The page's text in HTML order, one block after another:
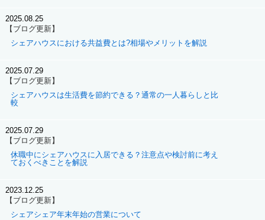
2025.08.25
【ブログ更新】
シェアハウスにおける共益費とは?相場やメリットを解説
2025.07.29
【ブログ更新】
シェアハウスは生活費を節約できる？通常の一人暮らしと比
較
2025.07.29
【ブログ更新】
休職中にシェアハウスに入居できる？注意点や検討前に考え
ておくべきことを解説
2023.12.25
【ブログ更新】
シェアシェア年末年始の営業について